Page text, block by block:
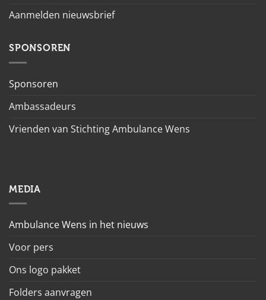
Aanmelden nieuwsbrief
SPONSOREN
Sponsoren
Ambassadeurs
Vrienden van Stichting Ambulance Wens
MEDIA
Ambulance Wens in het nieuws
Voor pers
Ons logo pakket
Folders aanvragen